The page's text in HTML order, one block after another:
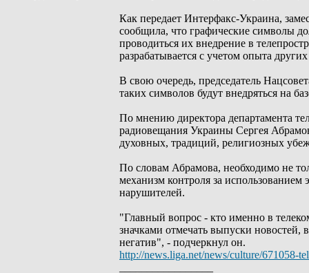
Как передает Интерфакс-Украина,
сообщила, что графические символы
проводиться их внедрение в
разрабатывается с учетом опыта
В свою очередь, председатель
таких символов будут внедряться на
По мнению директора департамента
радиовещания Украины Сергея
духовных, традиций, религиозных
По словам Абрамова, необходимо не
механизм контроля за
нарушителей.
"Главный вопрос - кто именно в
значками отмечать выпуски новостей,
негатив", - подчеркнул он.
http://news.liga.net/news/culture/671058-